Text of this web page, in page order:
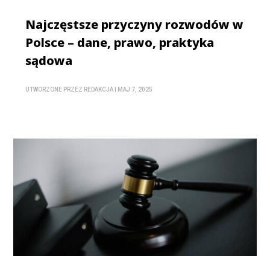
Najczęstsze przyczyny rozwodów w
Polsce – dane, prawo, praktyka
sądowa
UTWORZONE PRZEZ REDAKCJA MAJ 7, 2025